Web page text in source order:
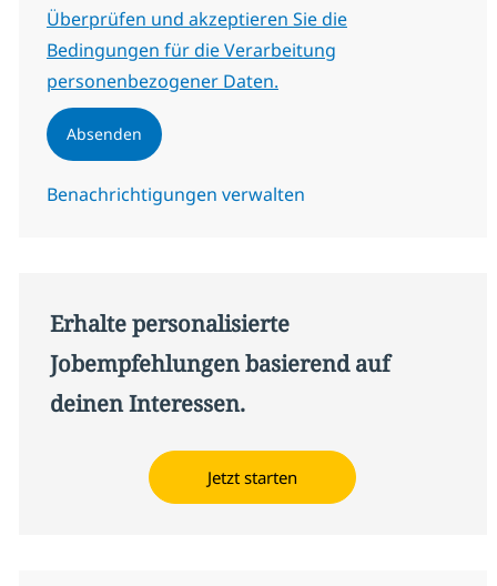
Erforderlich
Überprüfen und akzeptieren Sie die
Bedingungen für die Verarbeitung
personenbezogener Daten.
Absenden
Benachrichtigungen verwalten
Erhalte personalisierte
Jobempfehlungen basierend auf
deinen Interessen.
Jetzt starten